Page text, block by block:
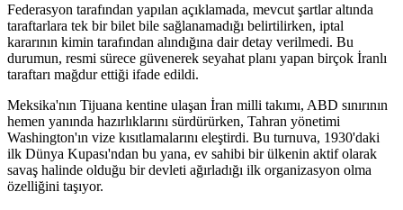
Federasyon tarafından yapılan açıklamada, mevcut şartlar altında
taraftarlara tek bir bilet bile sağlanamadığı belirtilirken, iptal
kararının kimin tarafından alındığına dair detay verilmedi. Bu
durumun, resmi sürece güvenerek seyahat planı yapan birçok İranlı
taraftarı mağdur ettiği ifade edildi.
Meksika'nın Tijuana kentine ulaşan İran milli takımı, ABD sınırının
hemen yanında hazırlıklarını sürdürürken, Tahran yönetimi
Washington'ın vize kısıtlamalarını eleştirdi. Bu turnuva, 1930'daki
ilk Dünya Kupası'ndan bu yana, ev sahibi bir ülkenin aktif olarak
savaş halinde olduğu bir devleti ağırladığı ilk organizasyon olma
özelliğini taşıyor.